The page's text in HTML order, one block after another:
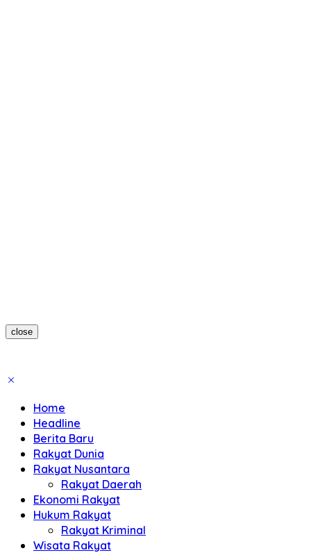
close
Home
Headline
Berita Baru
Rakyat Dunia
Rakyat Nusantara
Rakyat Daerah
Ekonomi Rakyat
Hukum Rakyat
Rakyat Kriminal
Wisata Rakyat